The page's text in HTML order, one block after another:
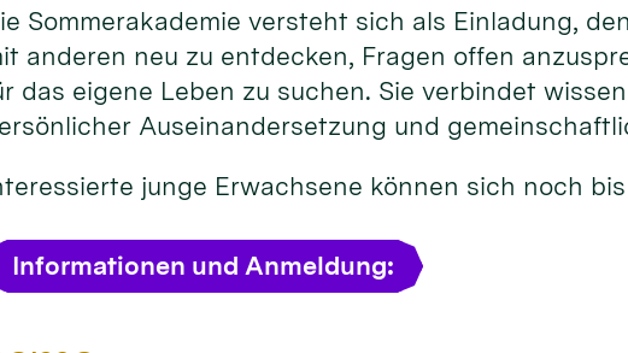
Sommerakademie versteht sich als Einladung,
anderen neu zu entdecken, Fragen offen
das eigene Leben zu suchen. Sie verbindet
Auseinandersetzung und
junge Erwachsene können sich noch bis
Informationen und Anmeldung: